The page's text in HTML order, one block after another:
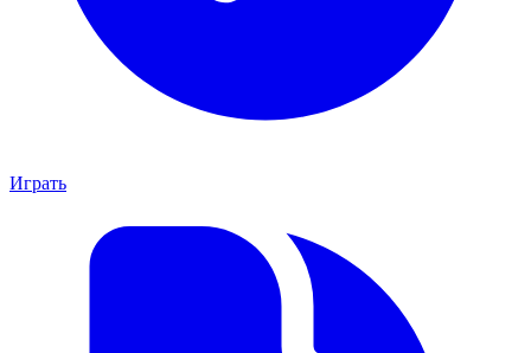
Играть